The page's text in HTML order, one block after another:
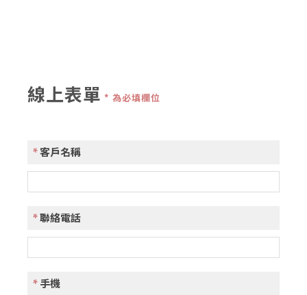
線上表單 * 為必填欄位
*客戶名稱
*聯絡電話
* 手機